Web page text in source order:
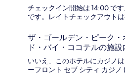
チェックイン開始は 14:00 で
です。レイトチェックアウト
ザ・ゴールデン・ピーク
ド・バイ・ココテルの施
いいえ、このホテルにカジノ
ーフロント セブ シティ カジノ